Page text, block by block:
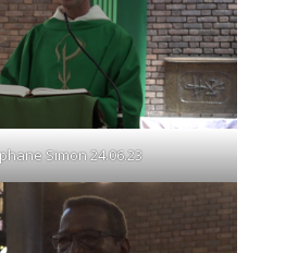
Simon 24.06.23